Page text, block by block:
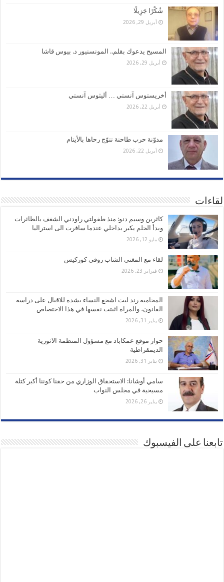
شُكْرًا جَزِيلًا
أبريل 29, 2026
المسيح يدعوك بقلم.. المونسنيور د. بيوس قاشا
أبريل 29, 2026
أخريستوس آنستي … أليثوس آنستي
أبريل 22, 2026
مدوّنة حرب طاحنة تتوّج رحاها بالأيتام
أبريل 22, 2026
لقاءات
كاثرين وسيم دنو: منذ طفولتي راودني الشغف بالطائرات
وبدأ الحلم يكبر بداخلي عندما سافرت الى استراليا
مايو 12, 2026
لقاء مع المغني الشاب روفي كوركيس
فبراير 23, 2026
المحامية رند ليث اشجع النساء بشدة للاقبال على دراسة
القانون، والمراة اثبتت نفسها في هذا الاختصاص
يناير 31, 2026
حوار موقع عمكاباد مع مسؤول المنظمة الاثورية
الديمقراطية
يناير 31, 2026
سامي أوشانا: الاستحقاق الوزاري من حقنا كوننا أكبر كتلة
مسيحية في مجلس النواب
يناير 26, 2026
تابعنا على الفيسبوك